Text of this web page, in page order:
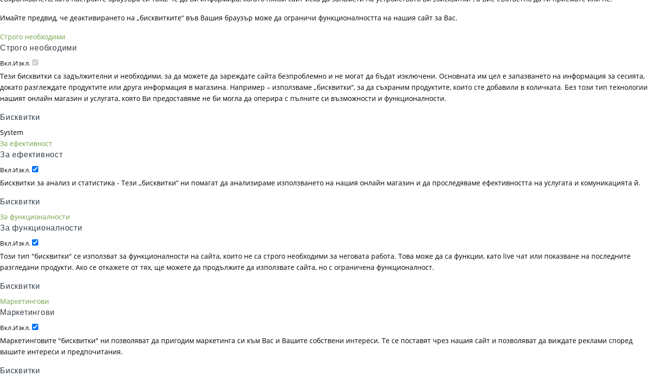
Имайте предвид, че деактивирането на „бисквитките“ във Вашия браузър може да ограничи функционалността на нашия сайт за Вас.
Строго необходими
Строго необходими
Вкл.Изкл.
Тези бисквитки са задължителни и необходими, за да можете да зареждате сайта безпроблемно и не могат да бъдат изключени. Основната им цел е запазването на информация за сесията,
докато разглеждате продуктите или друга информация в магазина. Например – използваме „бисквитки“, за да съхраним продуктите, които сте добавили в количката. Без този тип технологии
нашият онлайн магазин и услугата, която Ви предоставяме не би могла да оперира с пълните си възможности и функционалности.
Бисквитки
System
За ефективност
За ефективност
Вкл.Изкл.
Бисквитки за анализ и статистика - Тези „бисквитки“ ни помагат да анализираме използването на нашия онлайн магазин и да проследяваме ефективността на услугата и комуникацията й.
Бисквитки
За функционалности
За функционалности
Вкл.Изкл.
Този тип "бисквитки" се използват за функционалности на сайта, които не са строго необходими за неговата работа. Това може да са функции, като live чат или показване на последните
разгледани продукти. Ако се откажете от тях, ще можете да продължите да използвате сайта, но с ограничена функционалност.
Бисквитки
Маркетингови
Маркетингови
Вкл.Изкл.
Маркетинговите "бисквитки" ни позволяват да пригодим маркетинга си към Вас и Вашите собствени интереси. Те се поставят чрез нашия сайт и позволяват да виждате реклами според
вашите интереси и предпочитания.
Бисквитки